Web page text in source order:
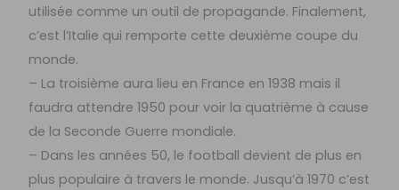
utilisée comme un outil de propagande. Finalement,
c’est l’Italie qui remporte cette deuxième coupe du
monde.
– La troisième aura lieu en France en 1938 mais il
faudra attendre 1950 pour voir la quatrième à cause
de la Seconde Guerre mondiale.
– Dans les années 50, le football devient de plus en
plus populaire à travers le monde. Jusqu’à 1970 c’est